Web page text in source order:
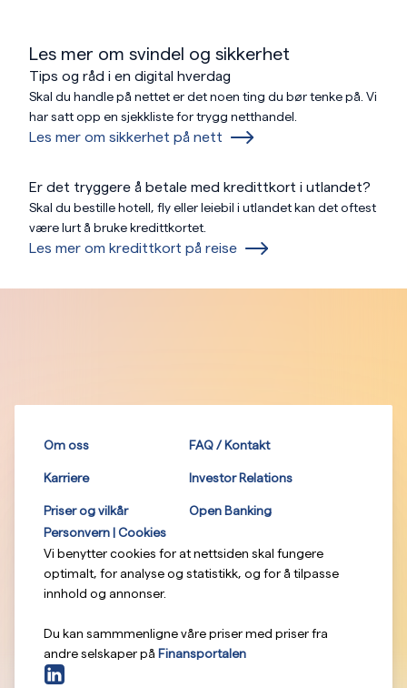
Les mer om svindel og sikkerhet
Tips og råd i en digital hverdag
Skal du handle på nettet er det noen ting du bør tenke på. Vi
har satt opp en sjekkliste for trygg netthandel.
Les mer om sikkerhet på nett
Er det tryggere å betale med kredittkort i utlandet?
Skal du bestille hotell, fly eller leiebil i utlandet kan det oftest
være lurt å bruke kredittkortet.
Les mer om kredittkort på reise
Om oss FAQ / Kontakt
Karriere Investor Relations
Priser og vilkår
Open Banking
Personvern | Cookies
Vi benytter cookies for at nettsiden skal fungere
optimalt, for analyse og statistikk, og for å tilpasse
innhold og annonser.
Du kan sammmenligne våre priser med priser fra
andre selskaper på Finansportalen